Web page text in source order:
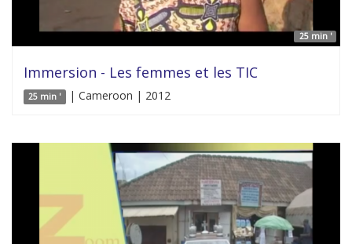
25 min '
Immersion - Les femmes et les TIC
25 min ' | Cameroon | 2012